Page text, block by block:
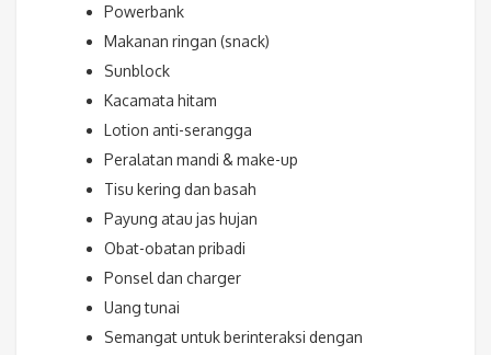
Powerbank
Makanan ringan (snack)
Sunblock
Kacamata hitam
Lotion anti-serangga
Peralatan mandi & make-up
Tisu kering dan basah
Payung atau jas hujan
Obat-obatan pribadi
Ponsel dan charger
Uang tunai
Semangat untuk berinteraksi dengan